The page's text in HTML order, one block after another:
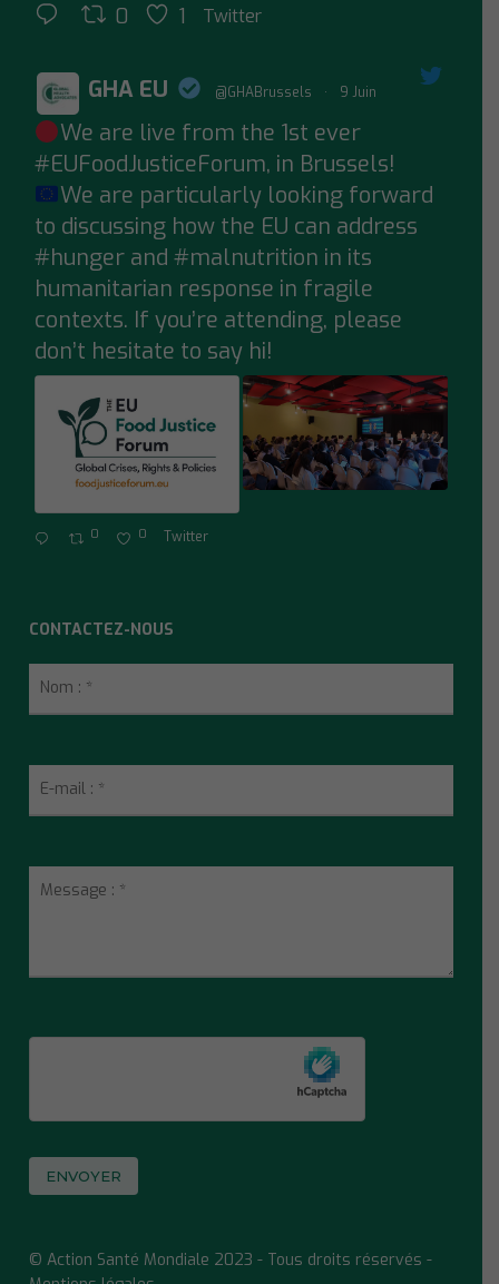
0 1 Twitter
;
GHA EU @GHABrussels · 9 Juin
We are live from the 1st ever
#EUFoodJusticeForum, in Brussels!
We are particularly looking forward
to discussing how the EU can address
#hungerand #malnutrition in its
humanitarian response in fragile
contexts. If you’re attending, please
don’t hesitate to say hi!
0 0 Twitter
CONTACTEZ-NOUS
© Action Santé Mondiale 2023 - Tous droits réservés -